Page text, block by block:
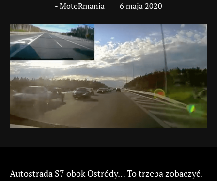
-MotoRmania 6 maja 2020
Autostrada S7 obok Ostródy… To trzeba zobaczyć.